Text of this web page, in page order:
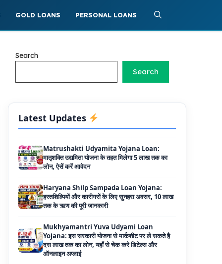
GOLD LOANS PERSONAL LOANS
Search
Search
Latest Updates
40 प्रतिशत सब्सिडी
PM SVANidhi Scheme Apply Online: छोटे
Labour House Construction Loan
Scheme: श्रमिक मकान निर्माण लोन योजना से मजदुर
Matrushakti Udyamita Yojana Loan:
मातृशक्ति उद्यमिता योजना के तहत मिलेगा 5 लाख तक का
Haryana Shilp Sampada Loan Yojana:
हस्तशिल्पियों और कारीगरों के लिए सुनहरा अवसर, 10 लाख
Mukhyamantri Yuva Udyami Loan
Yojana: इस सरकारी योजना से मार्कशीट पर ले सकते है
ऑनलाइन अप्लाई
Haryana Widow Loan Scheme: इस सरकारी
स्कीम से महिलाओं को मिलता है 3 लाख का लोन, साथ ही